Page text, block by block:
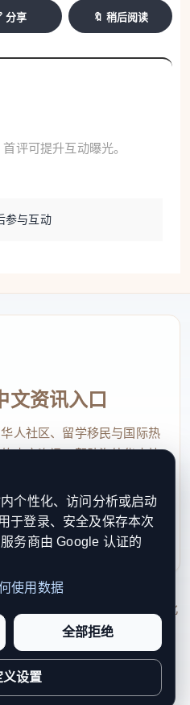
分享 🔖 稍后阅读
评可提升互动曝光。
参与互动
文资讯入口
人社区、留学移民与国际热
中文资讯，帮助海外华人快
日优先处理站务、投稿与权
Reserved. 本网站持续优化
利说明，以提升品牌信任感和
归档隐私政策
个性化、访问分析或启动
于登录、安全及保存本次
务商由 Google 认证的
使用数据
全部拒绝
义设置